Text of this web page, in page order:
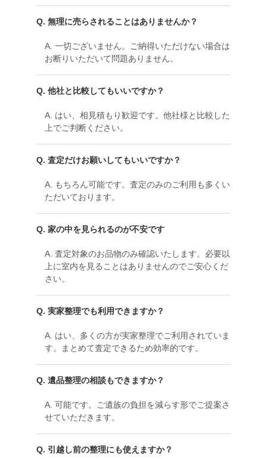
Q. 無理に売らされることはありませんか？
A. 一切ございません。ご納得いただけない場合は
お断りいただいて問題ありません。
Q. 他社と比較してもいいですか？
A. はい、相見積もり歓迎です。他社様と比較した
上でご判断ください。
Q. 査定だけお願いしてもいいですか？
A. もちろん可能です。査定のみのご利用も多くい
ただいております。
Q. 家の中を見られるのが不安です
A. 査定対象のお品物のみ確認いたします。必要以
上に室内を見ることはありませんのでご安心くだ
さい。
Q. 実家整理でも利用できますか？
A. はい、多くの方が実家整理でご利用されていま
す。まとめて査定できるため効率的です。
Q. 遺品整理の相談もできますか？
A. 可能です。ご遺族の負担を減らす形でご提案さ
せていただきます。
Q. 引越し前の整理にも使えますか？